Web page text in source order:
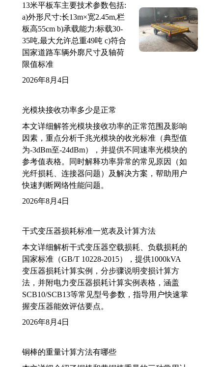
13米平板车主要技术参数包括:
a)外形尺寸:长13m×宽2.45m,栏
板高55cm b)承载能力:标载30-
35吨,最大允许总重49吨 c)符合
国家道路车辆外廓尺寸及轴荷
限值标准
2026年8月4日
光模块接收功率多少是正常
本文详细解答光模块接收功率的正常范围及影响
因素，重点分析千兆光模块的收光标准（典型值
为-3dBm至-24dBm），并提供不同速率光模块的
参考值表格。同时解释功率异常的常见原因（如
光纤损耗、连接器问题）及解决方案，帮助用户
快速判断网络性能问题。
2026年8月4日
干式变压器损耗标准一览表及计算方法
本文详细解析干式变压器空载损耗、负载损耗的
国家标准（GB/T 10228-2015），提供1000kVA
变压器损耗计算实例，分步骤说明变损计算方
法，并附电力变压器损耗计算实例表格，涵盖
SCB10/SCB13等常见型号参数，指导用户快速掌
握变压器能效评估要点。
2026年8月4日
铜棒的重量计算方法有哪些